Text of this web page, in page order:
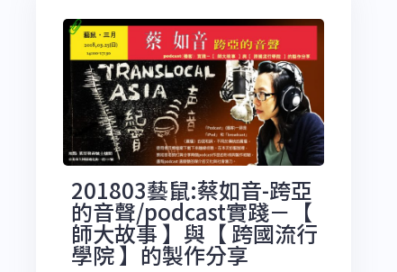
201803藝鼠:蔡如音-跨亞
的音聲/podcast實踐－【
師大故事 】與【 跨國流行
學院 】的製作分享